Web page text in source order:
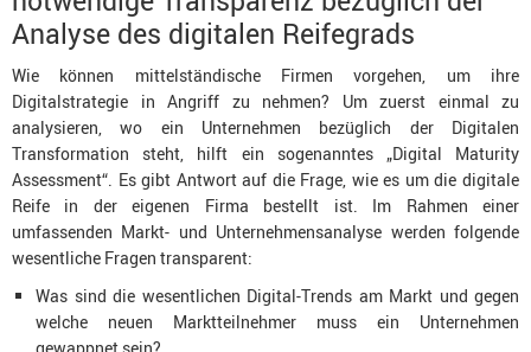
Analyse des digitalen Reifegrads
Wie können mittelständische Firmen vorgehen, um ihre
Digitalstrategie in Angriff zu nehmen? Um zuerst einmal zu
analysieren, wo ein Unternehmen bezüglich der Digitalen
Transformation steht, hilft ein sogenanntes „Digital Maturity
Assessment“. Es gibt Antwort auf die Frage, wie es um die digitale
Reife in der eigenen Firma bestellt ist. Im Rahmen einer
umfassenden Markt- und Unternehmensanalyse werden folgende
wesentliche Fragen transparent:
Was sind die wesentlichen Digital-Trends am Markt und gegen
welche neuen Marktteilnehmer muss ein Unternehmen